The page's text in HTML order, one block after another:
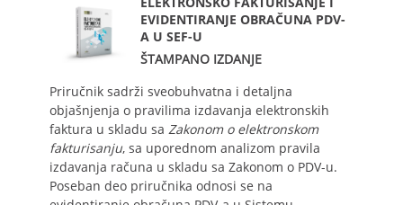
EVIDENTIRANJE OBRAČUNA PDV-
A U SEF-U
ŠTAMPANO IZDANJE
Priručnik sadrži sveobuhvatna i detaljna
objašnjenja o pravilima izdavanja elektronskih
faktura u skladu sa Zakonom o elektronskom
fakturisanju, sa uporednom analizom pravila
izdavanja računa u skladu sa Zakonom o PDV-u.
Poseban deo priručnika odnosi se na